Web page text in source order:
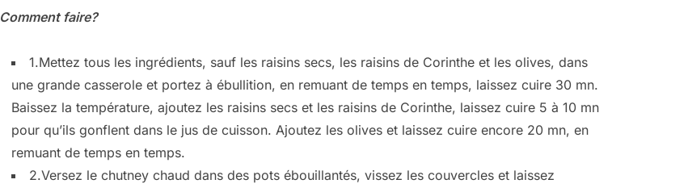
Comment faire?
1.Mettez tous les ingrédients, sauf les raisins secs, les raisins de Corinthe et les olives, dans
une grande casserole et portez à ébullition, en remuant de temps en temps, laissez cuire 30 mn.
Baissez la température, ajoutez les raisins secs et les raisins de Corinthe, laissez cuire 5 à 10 mn
pour qu’ils gonflent dans le jus de cuisson. Ajoutez les olives et laissez cuire encore 20 mn, en
remuant de temps en temps.
2.Versez le chutney chaud dans des pots ébouillantés, vissez les couvercles et laissez